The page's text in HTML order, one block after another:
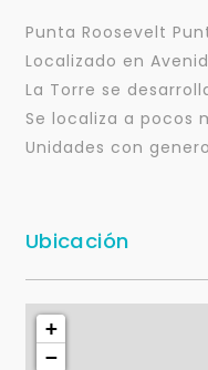
Punta Roosevelt
Localizado en
La Torre se
Se localiza a pocos
Unidades con
Ubicación
+
−